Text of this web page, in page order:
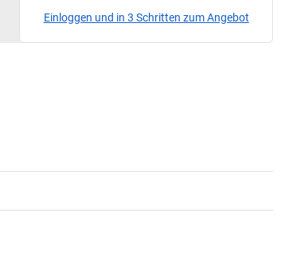
Einloggen und in 3 Schritten zum Angebot